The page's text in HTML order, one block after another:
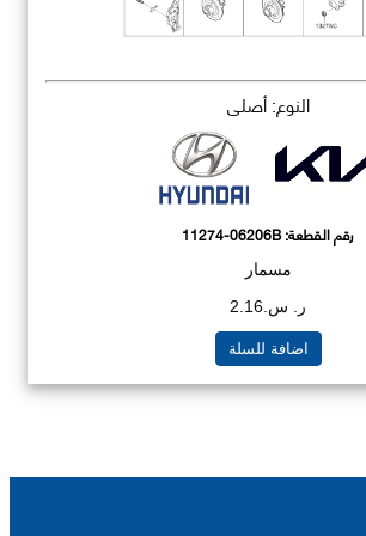
النوع: أصلي
رقم القطعة:11274-06206B
مسمار
ر. س.2.16
اضافة للسلة